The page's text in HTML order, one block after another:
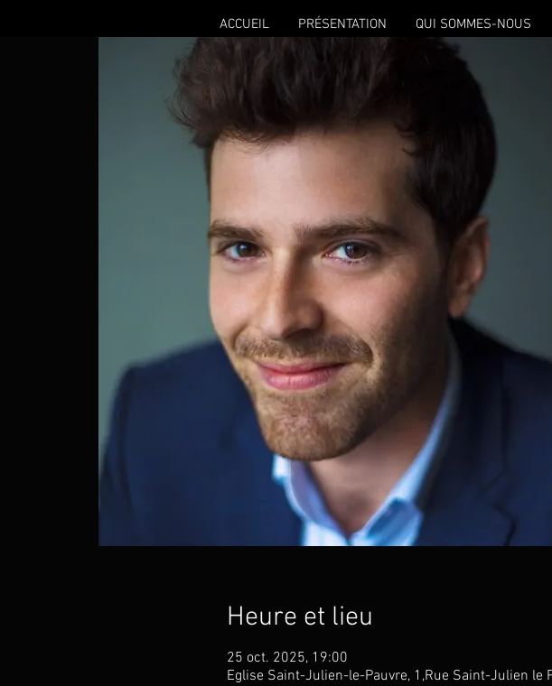
ACCUEIL PRÉSENTATION QUI SOMMES-NOUS
Heure et lieu
25 oct. 2025, 19:00
Eglise Saint-Julien-le-Pauvre, 1,Rue Saint-Julien le